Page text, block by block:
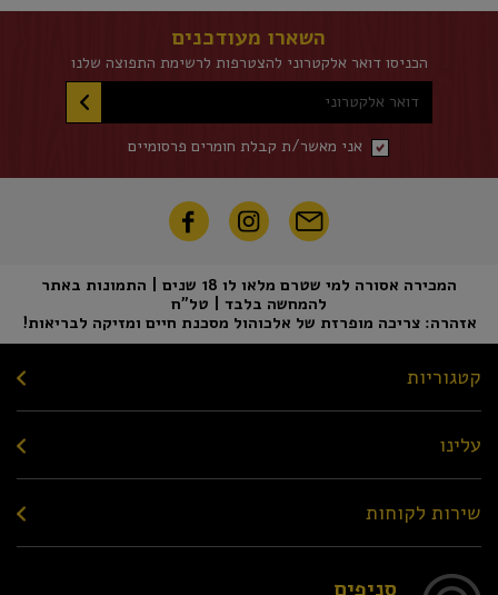
השארו מעודכנים
הכניסו דואר אלקטרוני להצטרפות לרשימת התפוצה שלנו
דואר אלקטרוני
אני מאשר/ת קבלת חומרים פרסומיים
המכירה אסורה למי שטרם מלאו לו 18 שנים | התמונות באתר
להמחשה בלבד | טל"ח
אזהרה: צריכה מופרזת של אלכוהול מסכנת חיים ומזיקה לבריאות!
קטגוריות
עלינו
שירות לקוחות